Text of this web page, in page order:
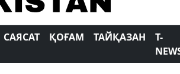
САЯСАТ ҚОҒАМ ТАЙҚАЗАН
T-